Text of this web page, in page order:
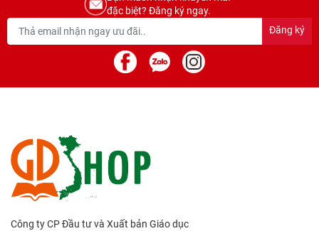
đặc biệt? Đăng ký ngay.
Đăng ký
Công ty CP Đầu tư và Xuất bản Giáo dục